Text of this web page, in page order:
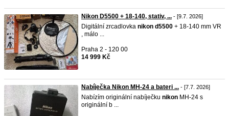
Nikon D5500 + 18-140, stativ, ... - [9.7. 2026]
Digitální zrcadlovka nikon d5500 + 18-140 mm VR
, málo ...
Praha 2 - 120 00
14 999 Kč
Nabíječka Nikon MH-24 a bateri ... - [7.7. 2026]
Nabízím originální nabíječku nikon MH-24 s
originální b ...